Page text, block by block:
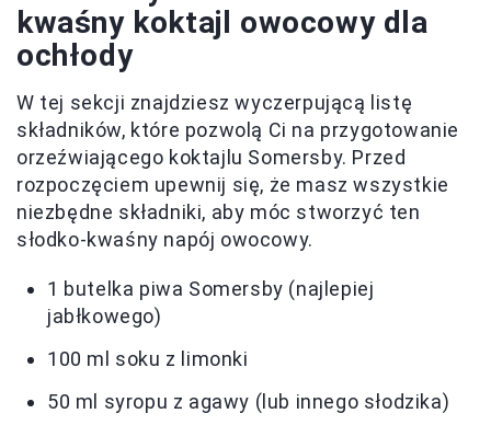
kwaśny koktajl owocowy dla
ochłody
W tej sekcji znajdziesz wyczerpującą listę
składników, które pozwolą Ci na przygotowanie
orzeźwiającego koktajlu Somersby. Przed
rozpoczęciem upewnij się, że masz wszystkie
niezbędne składniki, aby móc stworzyć ten
słodko-kwaśny napój owocowy.
1 butelka piwa Somersby (najlepiej
jabłkowego)
100 ml soku z limonki
50 ml syropu z agawy (lub innego słodzika)